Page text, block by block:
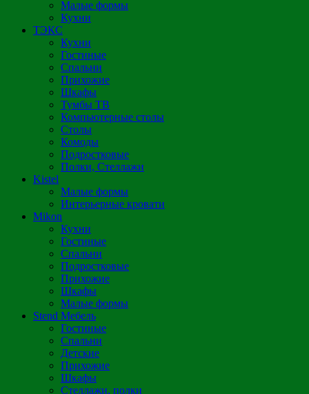
Малые формы
Кухни
ТЭКС
Кухни
Гостиные
Спальни
Прихожие
Шкафы
Тумбы ТВ
Компьютерные столы
Столы
Комоды
Подростковые
Полки, Стеллажи
Kistel
Малые формы
Интерьерные кровати
Mikon
Кухни
Гостиные
Спальни
Подростковые
Прихожие
Шкафы
Малые формы
Stend Мебель
Гостиные
Спальни
Детские
Прихожие
Шкафы
Стеллажи, полки